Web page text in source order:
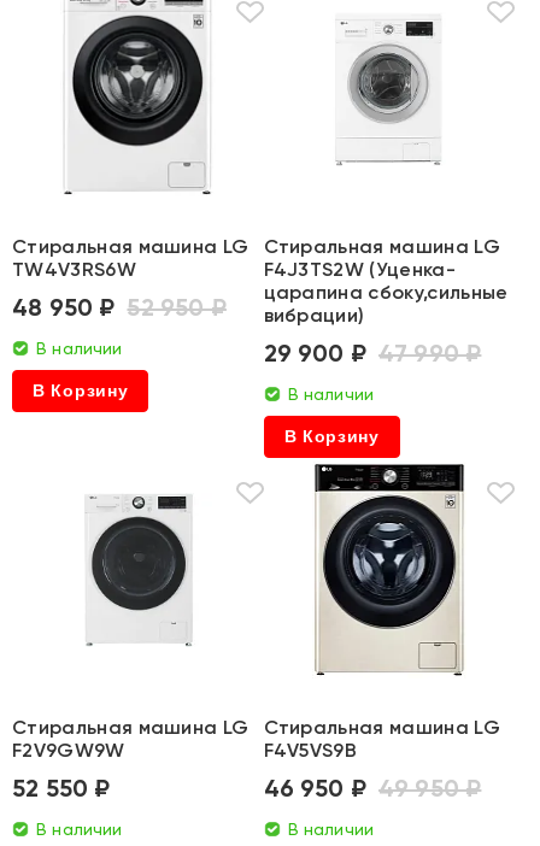
Стиральная машина LG
TW4V3RS6W
48 950 ₽ 52 950 ₽
В наличии
В Корзину
Стиральная машина LG
F4J3TS2W (Уценка-
царапина сбоку,сильные
вибрации)
29 900 ₽ 47 990 ₽
В наличии
В Корзину
Стиральная машина LG
F2V9GW9W
52 550 ₽
В наличии
Стиральная машина LG
F4V5VS9B
46 950 ₽ 49 950 ₽
В наличии